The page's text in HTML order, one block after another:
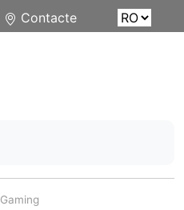
Contacte
Gaming